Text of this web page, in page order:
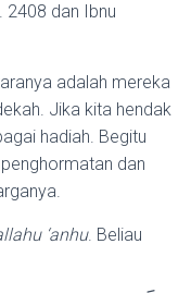
2408 dan Ibnu
adalah mereka
Jika kita hendak
hadiah. Begitu
dan
‘anhu. Beliau